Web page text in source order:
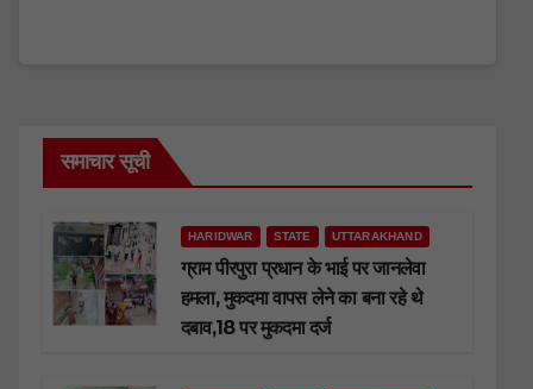
समाचार सूची
HARIDWAR STATE UTTARAKHAND
ग्राम पीरपुरा प्रधान के भाई पर जानलेवा
हमला, मुकदमा वापस लेने का बना रहे थे
दबाव,18 पर मुकदमा दर्ज